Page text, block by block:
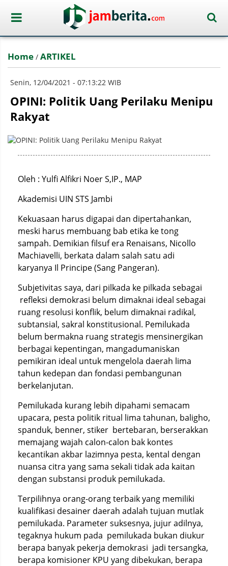
Home / ARTIKEL
Senin, 12/04/2021 - 07:13:22 WIB
OPINI: Politik Uang Perilaku Menipu
Rakyat
Oleh : Yulfi Alfikri Noer S,IP., MAP
Akademisi UIN STS Jambi
Kekuasaan harus digapai dan dipertahankan,
meski harus membuang bab etika ke tong
sampah. Demikian filsuf era Renaisans, Nicollo
Machiavelli, berkata dalam salah satu adi
karyanya Il Principe (Sang Pangeran).
Subjetivitas saya, dari pilkada ke pilkada sebagai
refleksi demokrasi belum dimaknai ideal sebagai
ruang resolusi konflik, belum dimaknai radikal,
subtansial, sakral konstitusional. Pemilukada
belum bermakna ruang strategis mensinergikan
berbagai kepentingan, mangadumaniskan
pemikiran ideal untuk mengelola daerah lima
tahun kedepan dan fondasi pembangunan
berkelanjutan.
Pemilukada kurang lebih dipahami semacam
upacara, pesta politik ritual lima tahunan, baligho,
spanduk, benner, stiker bertebaran, berserakkan
memajang wajah calon-calon bak kontes
kecantikan akbar lazimnya pesta, kental dengan
nuansa citra yang sama sekali tidak ada kaitan
dengan substansi produk pemilukada.
Terpilihnya orang-orang terbaik yang memiliki
kualifikasi desainer daerah adalah tujuan mutlak
pemilukada. Parameter suksesnya, jujur adilnya,
tegaknya hukum pada pemilukada bukan diukur
berapa banyak pekerja demokrasi jadi tersangka,
berapa komisioner KPU yang dibekukan, berapa